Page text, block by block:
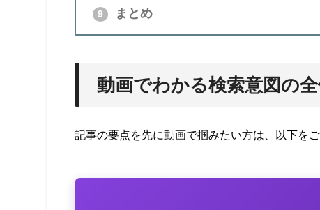
9 まとめ
動画でわかる検索意図の
記事の要点を先に動画で掴みたい方は、以下を